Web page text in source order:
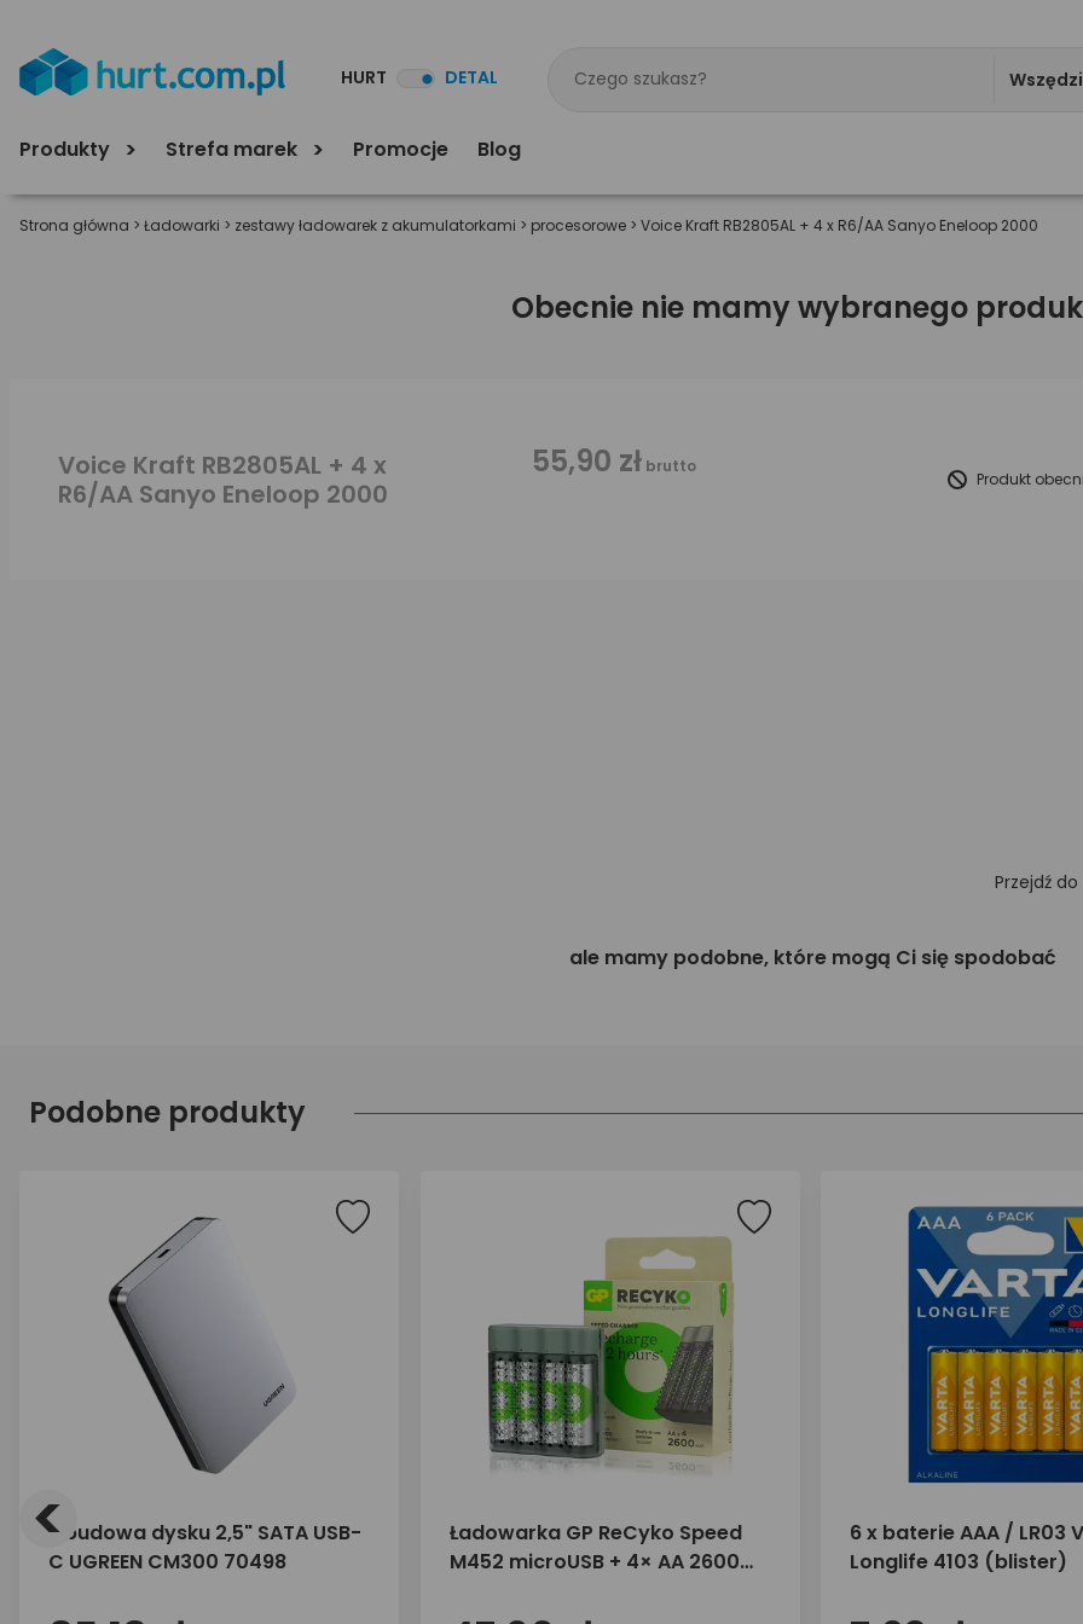
HURT DETAL
Produkty Strefa marek Promocje Blog
Strona główna > Ładowarki > zestawy ładowarek z akumulatorkami > procesorowe > Voice Kraft RB2805AL + 4 x R6/AA Sanyo Eneloop 2000
Obecnie nie mamy wybranego
Voice Kraft RB2805AL + 4 x
R6/AA Sanyo Eneloop 2000
55,90 zł brutto
Produkt
Przejdź do
ale mamy podobne, które mogą Ci się spodobać
Podobne produkty
Obudowa dysku 2,5" SATA USB-
C UGREEN CM300 70498
Ładowarka GP ReCyko Speed
M452 microUSB + 4× AA 2600
6 x baterie AAA / LR03
Longlife 4103 (blister)
<